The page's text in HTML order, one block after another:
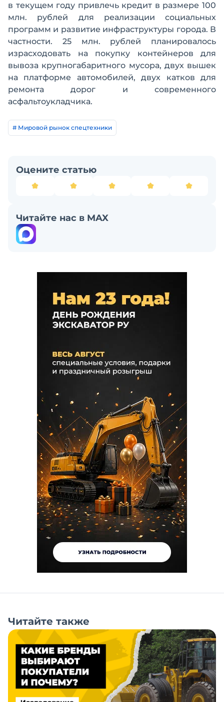
в текущем году привлечь кредит в размере 100
млн. рублей для реализации социальных
программ и развитие инфраструктуры города. В
частности. 25 млн. рублей планировалось
израсходовать на покупку контейнеров для
вывоза крупногабаритного мусора, двух вышек
на платформе автомобилей, двух катков для
ремонта дорог и современного
асфальтоукладчика.
# Мировой рынок спецтехники
Оцените статью
Читайте нас в MAX
Читайте также